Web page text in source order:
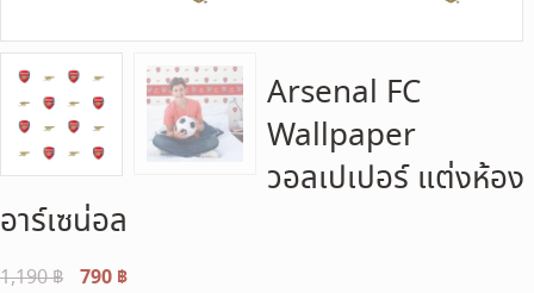
Arsenal FC
Wallpaper
วอลเปเปอร์ แต่งห้อง
อาร์เซน่อล
1,190฿
Original
790 ฿Current